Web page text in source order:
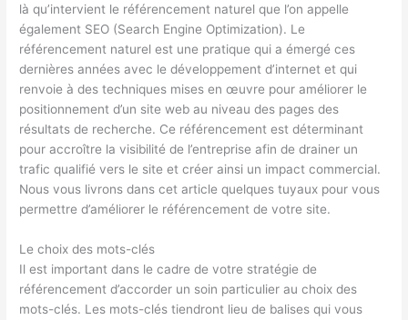
là qu’intervient le référencement naturel que l’on appelle
également SEO (Search Engine Optimization). Le
référencement naturel est une pratique qui a émergé ces
dernières années avec le développement d’internet et qui
renvoie à des techniques mises en œuvre pour améliorer le
positionnement d’un site web au niveau des pages des
résultats de recherche. Ce référencement est déterminant
pour accroître la visibilité de l’entreprise afin de drainer un
trafic qualifié vers le site et créer ainsi un impact commercial.
Nous vous livrons dans cet article quelques tuyaux pour vous
permettre d’améliorer le référencement de votre site.
Le choix des mots-clés
Il est important dans le cadre de votre stratégie de
référencement d’accorder un soin particulier au choix des
mots-clés. Les mots-clés tiendront lieu de balises qui vous